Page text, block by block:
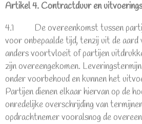
Artikel 4. Contractduur en
4.1 De overeenkomst tussen
voor onbepaalde tijd, tenzij uit de aard
anders voortvloeit of partijen
zijn overeengekomen.
onder voorbehoud en kunnen het
Partijen dienen elkaar hiervan op de
onredelijke overschrijding van
opdrachtnemer vooralsnog de